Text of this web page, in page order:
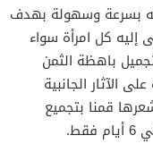
بسرعة وسهولة بهدف
كل امرأة سواء
باهظة الثمن
الآثار الجانبية
قمنا بتجميع